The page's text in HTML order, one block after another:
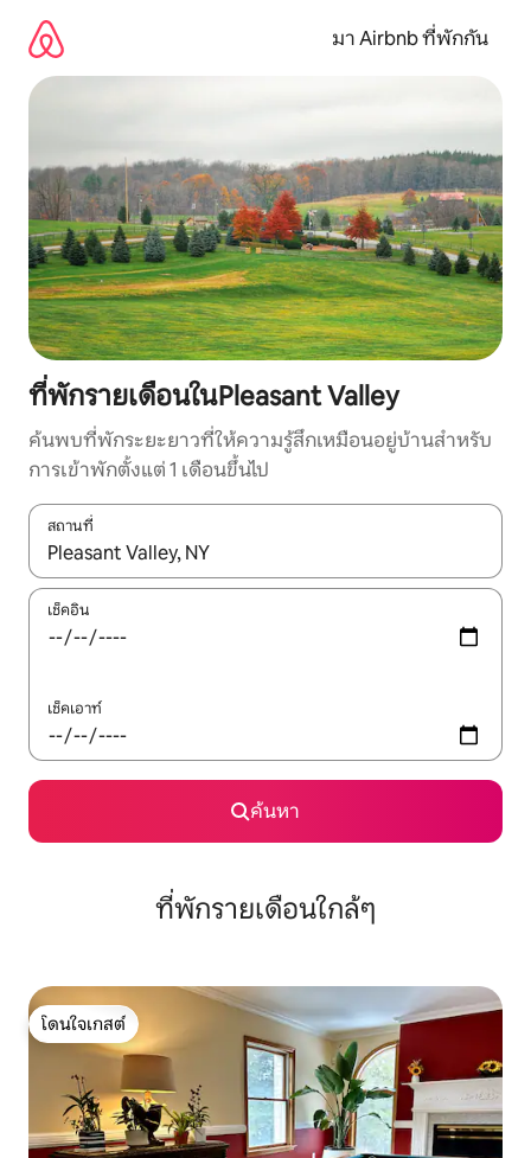
เนื้อหา
มา Airbnb ที่พักกัน
ที่พักรายเดือนในPleasant Valley
ค้นพบที่พักระยะยาวที่ให้ความรู้สึกเหมือนอยู่บ้านสำหรับ
การเข้าพักตั้งแต่ 1 เดือนขึ้นไป
สถานที่
ใช้ลูกศรขึ้นลง หรือใช้การสัมผัสหรือปัด เพื่อสำรวจผลการค้นหา
เช็คอิน
เช็คเอาท์
ค้นหา
ที่พักรายเดือนใกล้ๆ
โดนใจเกสต์
โดนใจเกสต์